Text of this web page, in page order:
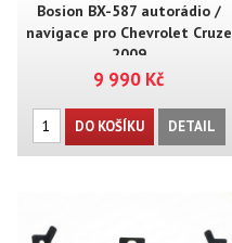
Bosion BX-587 autorádio /
navigace pro Chevrolet Cruze
2009
9 990 Kč
DO KOŠÍKU DETAIL